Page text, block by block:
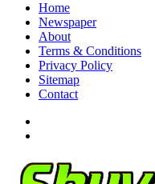
Home
Newspaper
About
Terms & Conditions
Privacy Policy
Sitemap
Contact